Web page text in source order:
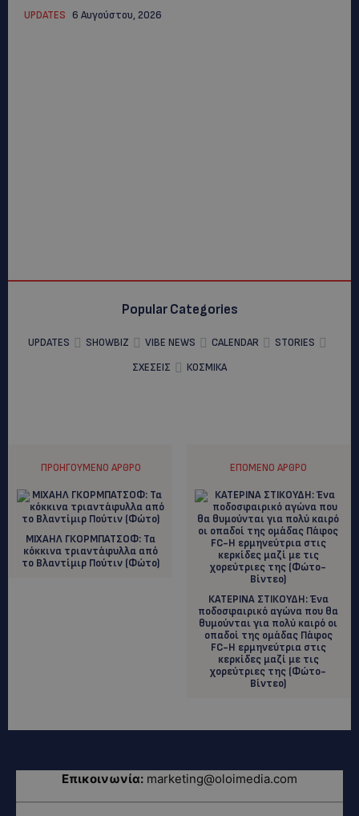
UPDATES 6 Αυγούστου, 2026
Popular Categories
UPDATES SHOWBIZ VIBE NEWS CALENDAR
STORIES
ΣΧΕΣΕΙΣ
ΚΟΣΜΙΚΑ
ΠΡΟΗΓΟΎΜΕΝΟ ΆΡΘΡΟ
ΜΙΧΑΗΛ ΓΚΟΡΜΠΑΤΣΟΦ: Τα
κόκκινα τριαντάφυλλα από
το Βλαντίμιρ Πούτιν (Φώτο)
ΕΠΌΜΕΝΟ ΆΡΘΡΟ
ΚΑΤΕΡΙΝΑ ΣΤΙΚΟΥΔΗ: Ένα
ποδοσφαιρικό αγώνα που θα
θυμούνται για πολύ καιρό οι
οπαδοί της ομάδας Πάφος
FC-H ερμηνεύτρια στις
κερκίδες μαζί με τις
χορεύτριες της (Φώτο-
Βίντεο)
Επικοινωνία: marketing@oloimedia.com